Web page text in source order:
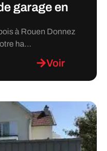
garage en
à Rouen Donnez
ha…
Voir